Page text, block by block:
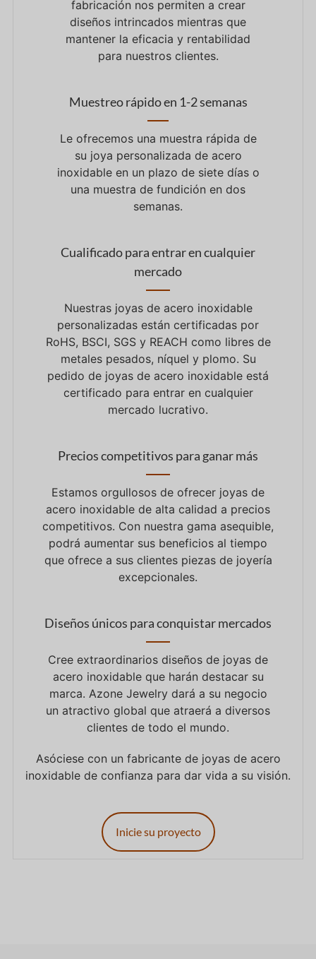
fabricación nos permiten a crear
diseños intrincados mientras que
mantener la eficacia y rentabilidad
para nuestros clientes.
Muestreo rápido en 1-2 semanas
Le ofrecemos una muestra rápida de
su joya personalizada de acero
inoxidable en un plazo de siete días o
una muestra de fundición en dos
semanas.
Cualificado para entrar en cualquier
mercado
Nuestras joyas de acero inoxidable
personalizadas están certificadas por
RoHS, BSCI, SGS y REACH como libres de
metales pesados, níquel y plomo. Su
pedido de joyas de acero inoxidable está
certificado para entrar en cualquier
mercado lucrativo.
Precios competitivos para ganar más
Estamos orgullosos de ofrecer joyas de
acero inoxidable de alta calidad a precios
competitivos. Con nuestra gama asequible,
podrá aumentar sus beneficios al tiempo
que ofrece a sus clientes piezas de joyería
excepcionales.
Diseños únicos para conquistar mercados
Cree extraordinarios diseños de joyas de
acero inoxidable que harán destacar su
marca. Azone Jewelry dará a su negocio
un atractivo global que atraerá a diversos
clientes de todo el mundo.
Asóciese con un fabricante de joyas de acero
inoxidable de confianza para dar vida a su visión.
Inicie su proyecto